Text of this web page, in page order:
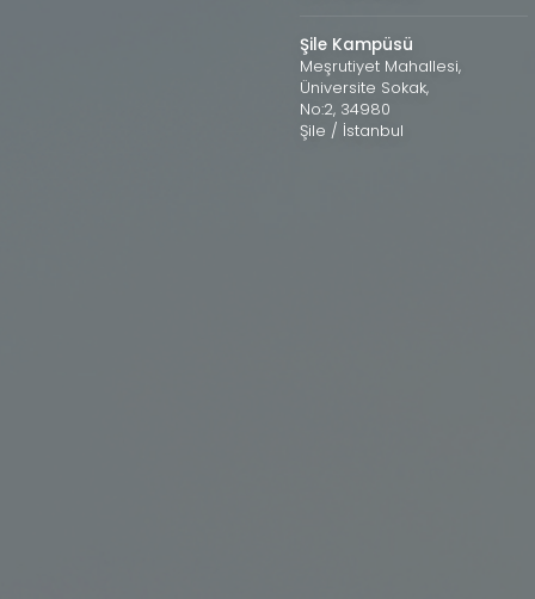
Şile Kampüsü
Meşrutiyet Mahallesi,
Üniversite Sokak,
No:2, 34980
Şile / İstanbul